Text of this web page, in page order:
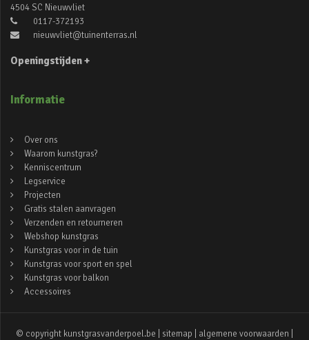
4504 SC Nieuwvliet
0117-372193
nieuwvliet@tuinenterras.nl
Openingstijden +
Informatie
Over ons
Waarom kunstgras?
Kenniscentrum
Legservice
Projecten
Gratis stalen aanvragen
Verzenden en retourneren
Webshop kunstgras
Kunstgras voor in de tuin
Kunstgras voor sport en spel
Kunstgras voor balkon
Accessoires
© copyright kunstgrasvanderpoel.be | sitemap algemene voorwaarden